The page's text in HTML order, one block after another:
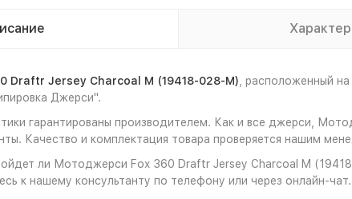
Draftr Jersey Charcoal M (19418-028-M) , расположенный
Джерси".
гарантированы производителем. Как и все джерси,
Качество и комплектация товара проверяется нашим
ли Мотоджерси Fox 360 Draftr Jersey Charcoal M
к нашему консультанту по телефону или через онлайн-чат.